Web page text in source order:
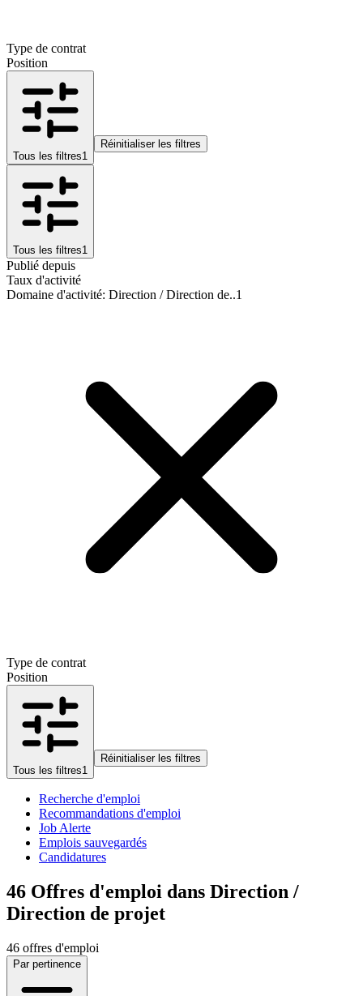
Type de contrat
Position
Tous les filtres1
Réinitialiser les filtres
Tous les filtres1
Publié depuis
Taux d'activité
Domaine d'activité: Direction / Direction de..1
Type de contrat
Position
Tous les filtres1
Réinitialiser les filtres
Recherche d'emploi
Recommandations d'emploi
Job Alerte
Emplois sauvegardés
Candidatures
46 Offres d'emploi dans Direction /
Direction de projet
46 offres d'emploi
Par pertinence